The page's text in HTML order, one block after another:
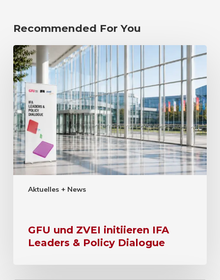
Recommended For You
Aktuelles + News
GFU und ZVEI initiieren IFA
Leaders & Policy Dialogue